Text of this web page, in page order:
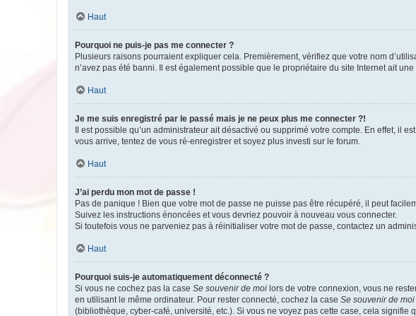
Haut
Pourquoi ne puis-je pas me connecter ?
Plusieurs raisons pourraient expliquer cela. Premièrement, vérifiez que votre nom
n’avez pas été banni. Il est également possible que le propriétaire du site Internet ait
Haut
Je me suis enregistré par le passé mais je ne peux plus me connecter ?!
Il est possible qu’un administrateur ait désactivé ou supprimé votre compte. En effet, il
vous arrive, tentez de vous ré-enregistrer et soyez plus investi sur le forum.
Haut
J’ai perdu mon mot de passe !
Pas de panique ! Bien que votre mot de passe ne puisse pas être récupéré, il peut
Suivez les instructions énoncées et vous devriez pouvoir à nouveau vous connecter.
Si toutefois vous ne parveniez pas à réinitialiser votre mot de passe, contactez un
Haut
Pourquoi suis-je automatiquement déconnecté ?
Si vous ne cochez pas la case Se souvenir de moi lors de votre connexion, vous ne
en utilisant le même ordinateur. Pour rester connecté, cochez la case Se souvenir de moi
(bibliothèque, cyber-café, université, etc.). Si vous ne voyez pas cette case, cela signifie